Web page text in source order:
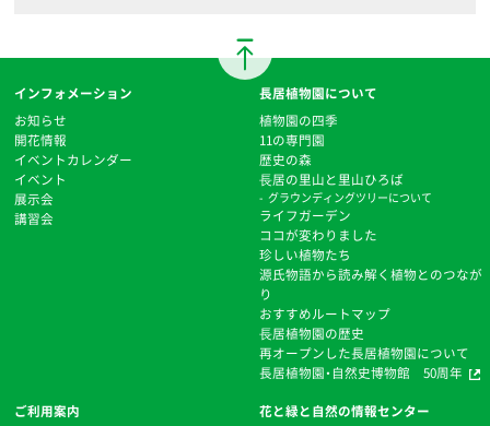
インフォメーション
お知らせ
開花情報
イベントカレンダー
イベント
展示会
講習会
長居植物園について
植物園の四季
11の専門園
歴史の森
⻑居の里山と里山ひろば
グラウンディングツリーについて
ライフガーデン
ココが変わりました
珍しい植物たち
源氏物語から読み解く植物とのつなが
り
おすすめルートマップ
⻑居植物園の歴史
再オープンした長居植物園について
長居植物園・自然史博物館 50周年
ご利用案内
花と緑と自然の情報センター